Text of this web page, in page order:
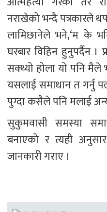
नराखेको भन्दै पत्रकारले
लामिछानेले भने,‘म के
घरबार विहिन हुनुपर्दैन ।
सक्थ्यो होला यो पनि
यसलाई समाधान त गर्नु
पुग्दा कसैले पनि मलाई
सुकुमवासी समस्या
बनाएको र त्यही
जानकारी गराए ।